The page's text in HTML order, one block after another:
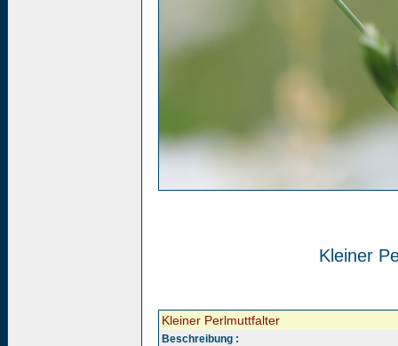
Kleiner
Kleiner Perlmuttfalter
Beschreibung :